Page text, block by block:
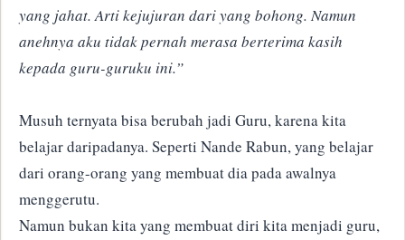
yang jahat. Arti kejujuran dari yang bohong. Namun
anehnya aku tidak pernah merasa berterima kasih
kepada guru-guruku ini.”
Musuh ternyata bisa berubah jadi Guru, karena kita
belajar daripadanya. Seperti Nande Rabun, yang belajar
dari orang-orang yang membuat dia pada awalnya
menggerutu.
Namun bukan kita yang membuat diri kita menjadi guru,